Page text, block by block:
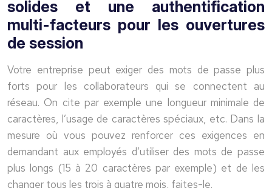
solides et une authentification
multi-facteurs pour les ouvertures
de session
Votre entreprise peut exiger des mots de passe plus
forts pour les collaborateurs qui se connectent au
réseau. On cite par exemple une longueur minimale de
caractères, l’usage de caractères spéciaux, etc. Dans la
mesure où vous pouvez renforcer ces exigences en
demandant aux employés d’utiliser des mots de passe
plus longs (15 à 20 caractères par exemple) et de les
changer tous les trois à quatre mois, faites-le.